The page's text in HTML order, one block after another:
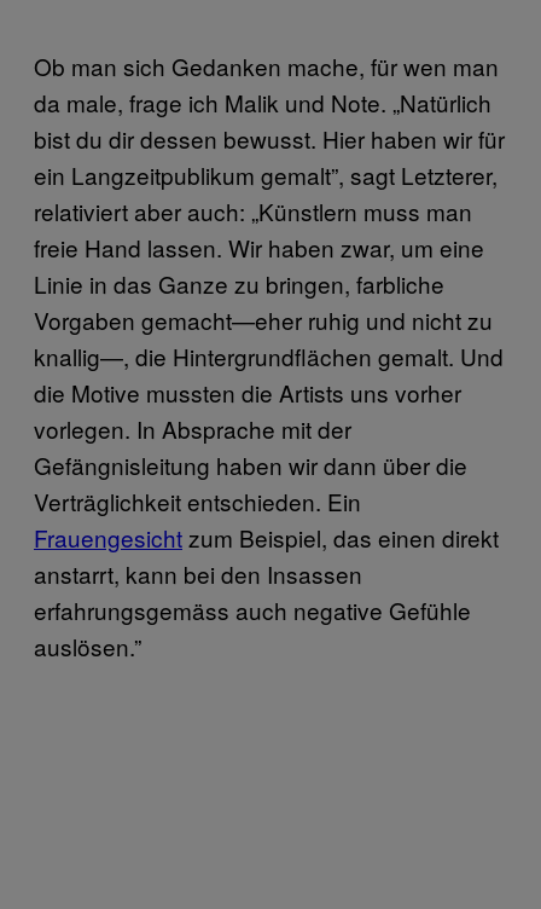
Ob man sich Gedanken mache, für wen man
da male, frage ich Malik und Note. „Natürlich
bist du dir dessen bewusst. Hier haben wir für
ein Langzeitpublikum gemalt”, sagt Letzterer,
relativiert aber auch: „Künstlern muss man
freie Hand lassen. Wir haben zwar, um eine
Linie in das Ganze zu bringen, farbliche
Vorgaben gemacht—eher ruhig und nicht zu
knallig—, die Hintergrundflächen gemalt. Und
die Motive mussten die Artists uns vorher
vorlegen. In Absprache mit der
Gefängnisleitung haben wir dann über die
Verträglichkeit entschieden. Ein
Frauengesichtzum Beispiel, das einen direkt
anstarrt, kann bei den Insassen
erfahrungsgemäss auch negative Gefühle
auslösen.”